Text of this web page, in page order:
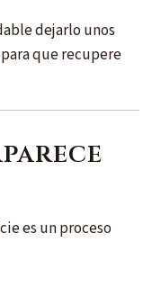
dejarlo unos
que recupere
es un proceso